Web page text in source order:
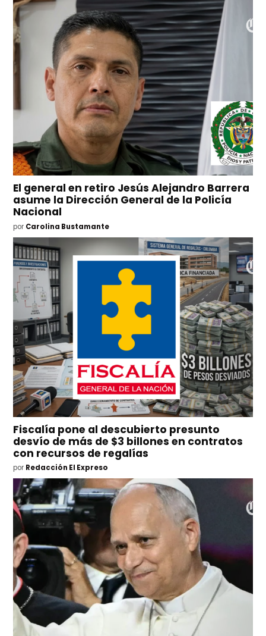
El general en retiro Jesús Alejandro Barrera
asume la Dirección General de la Policía
Nacional
por Carolina Bustamante
Fiscalía pone al descubierto presunto
desvío de más de $3 billones en contratos
con recursos de regalías
por Redacción El Expreso